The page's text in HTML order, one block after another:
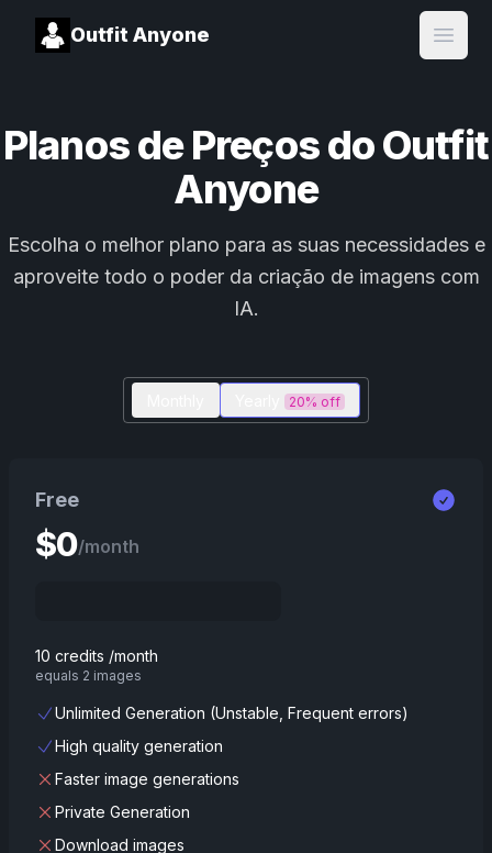
Outfit Anyone
Open
Planos de Preços do Outfit
Anyone
Escolha o melhor plano para as suas necessidades e
aproveite todo o poder da criação de imagens com
IA.
20% off
Free
$0/month
10 credits /month
equals 2 images
Unlimited Generation (Unstable, Frequent errors)
High quality generation
Faster image generations
Private Generation
Download images